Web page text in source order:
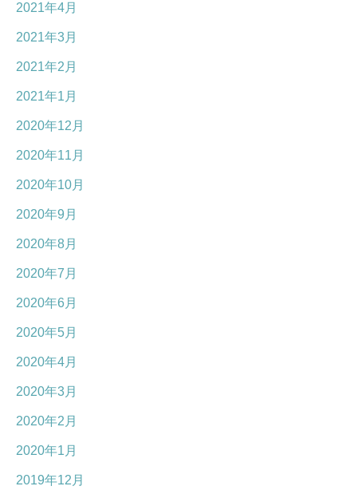
2021年4月
2021年3月
2021年2月
2021年1月
2020年12月
2020年11月
2020年10月
2020年9月
2020年8月
2020年7月
2020年6月
2020年5月
2020年4月
2020年3月
2020年2月
2020年1月
2019年12月